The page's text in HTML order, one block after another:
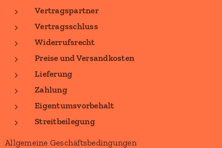
Vertragspartner
Vertragsschluss
Widerrufsrecht
Preise und Versandkosten
Lieferung
Zahlung
Eigentumsvorbehalt
Streitbeilegung
Allgemeine Geschäftsbedingungen